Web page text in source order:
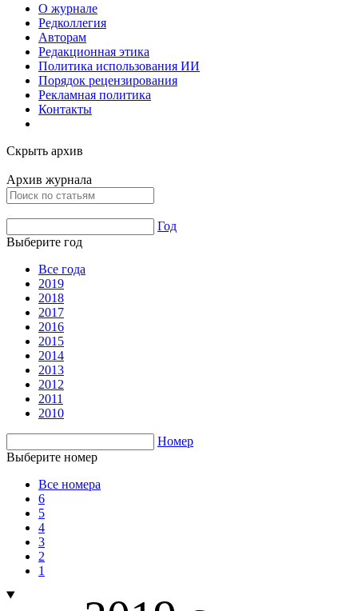
О журнале
Редколлегия
Авторам
Редакционная этика
Политика использования ИИ
Порядок рецензирования
Рекламная политика
Контакты
Скрыть архив
Архив журнала
Год
Выберите год
Все года
2019
2018
2017
2016
2015
2014
2013
2012
2011
2010
Номер
Выберите номер
Все номера
6
5
4
3
2
1